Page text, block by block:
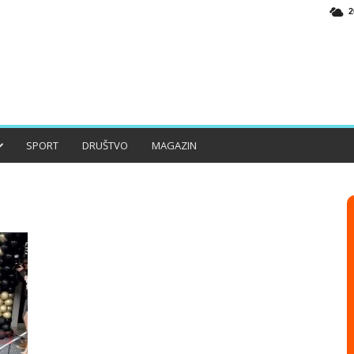
SPORT DRUŠTVO MAGAZIN